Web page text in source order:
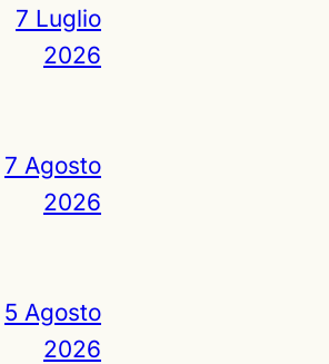
7 Luglio
2026
7 Agosto
2026
5 Agosto
2026